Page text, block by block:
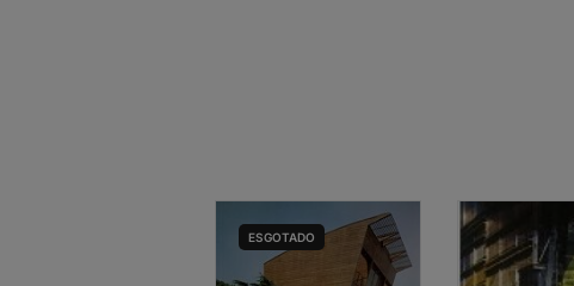
ESGOTADO